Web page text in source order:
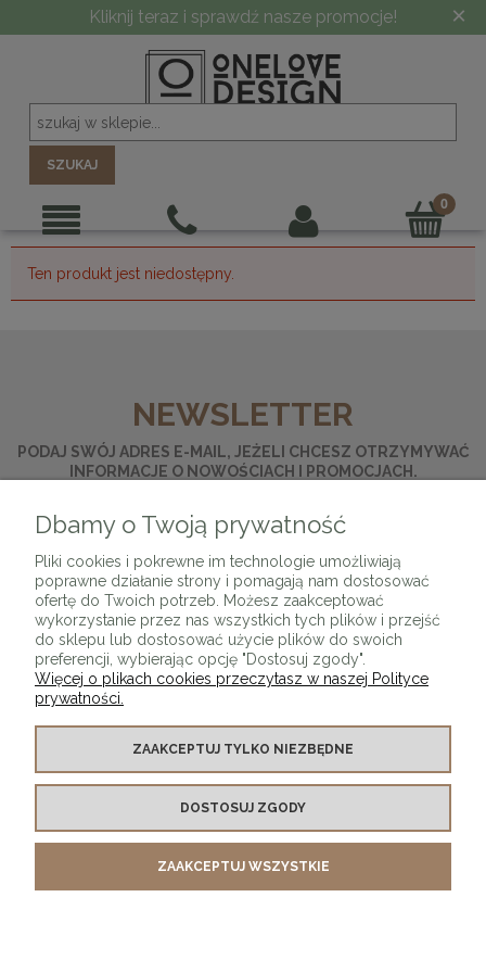
Kliknij teraz i sprawdź nasze promocje! ×
SZUKAJ
Ten produkt jest niedostępny.
NEWSLETTER
PODAJ SWÓJ ADRES E-MAIL, JEŻELI CHCESZ OTRZYMYWAĆ
INFORMACJE O NOWOŚCIACH I PROMOCJACH.
KONTAKT Z NAMI
MOJE KONTO
Dbamy o Twoją prywatność
Pliki cookies i pokrewne im technologie umożliwiają
poprawne działanie strony i pomagają nam dostosować
ofertę do Twoich potrzeb. Możesz zaakceptować
wykorzystanie przez nas wszystkich tych plików i przejść
do sklepu lub dostosować użycie plików do swoich
preferencji, wybierając opcję "Dostosuj zgody".
Więcej o plikach cookies przeczytasz w naszej Polityce
prywatności.
ZAAKCEPTUJ TYLKO NIEZBĘDNE
DOSTOSUJ ZGODY
ZAAKCEPTUJ WSZYSTKIE